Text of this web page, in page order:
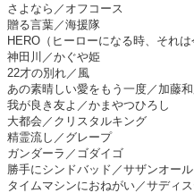
さよなら／オフコース
贈る言葉／海援隊
HERO（ヒーローになる時、それ
神田川／かぐや姫
22才の別れ／風
あの素晴しい愛をもう一度／加藤
我が良き友よ／かまやつひろし
大都会／クリスタルキング
精霊流し／グレープ
ガンダーラ／ゴダイゴ
勝手にシンドバッド／サザンオー
タイムマシンにおねがい／サディ